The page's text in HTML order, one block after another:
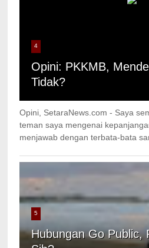
4
Opini: PKKMB,
Tidak?
Opini, SetaraNews.com - Saya
teman saya mengenai
menjawab dengan terbata-bata
5
Hubungan Go Public,